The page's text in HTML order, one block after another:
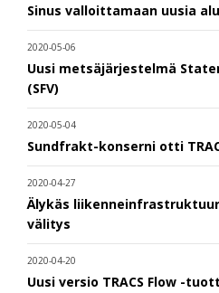
Sinus valloittamaan uusia
2020-05-06
Uusi metsäjärjestelmä
(SFV)
2020-05-04
Sundfrakt-konserni otti
2020-04-27
Älykäs
välitys
2020-04-20
Uusi versio TRACS Flow -